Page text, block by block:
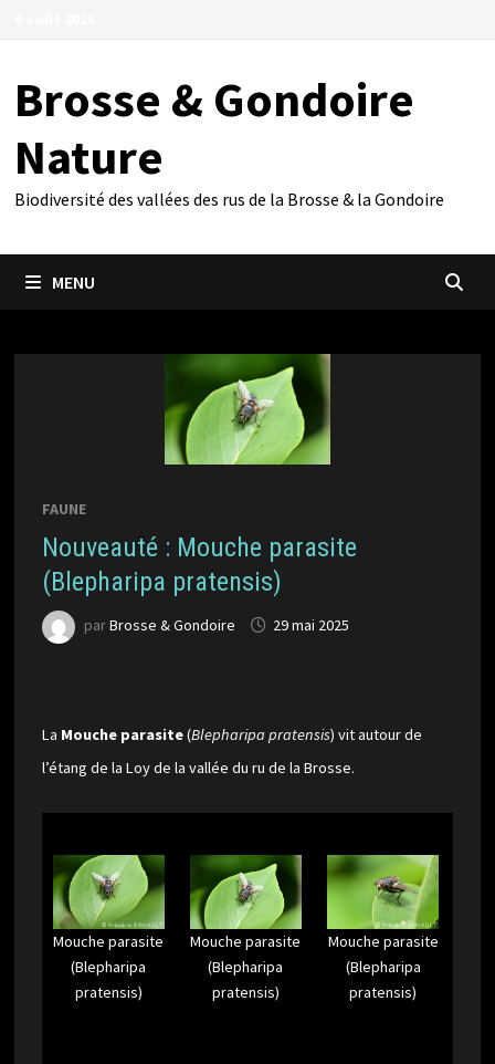
Brosse & Gondoire
Nature
Biodiversité des vallées des rus de la Brosse & la Gondoire
MENU
FAUNE
Nouveauté : Mouche parasite
(Blepharipa pratensis)
parBrosse & Gondoire 29 mai 2025
La Mouche parasite(Blepharipa pratensis) vit autour de
l’étang de la Loy de la vallée du ru de la Brosse.
Mouche parasite
(Blepharipa
pratensis)
Mouche parasite
(Blepharipa
pratensis)
Mouche parasite
(Blepharipa
pratensis)